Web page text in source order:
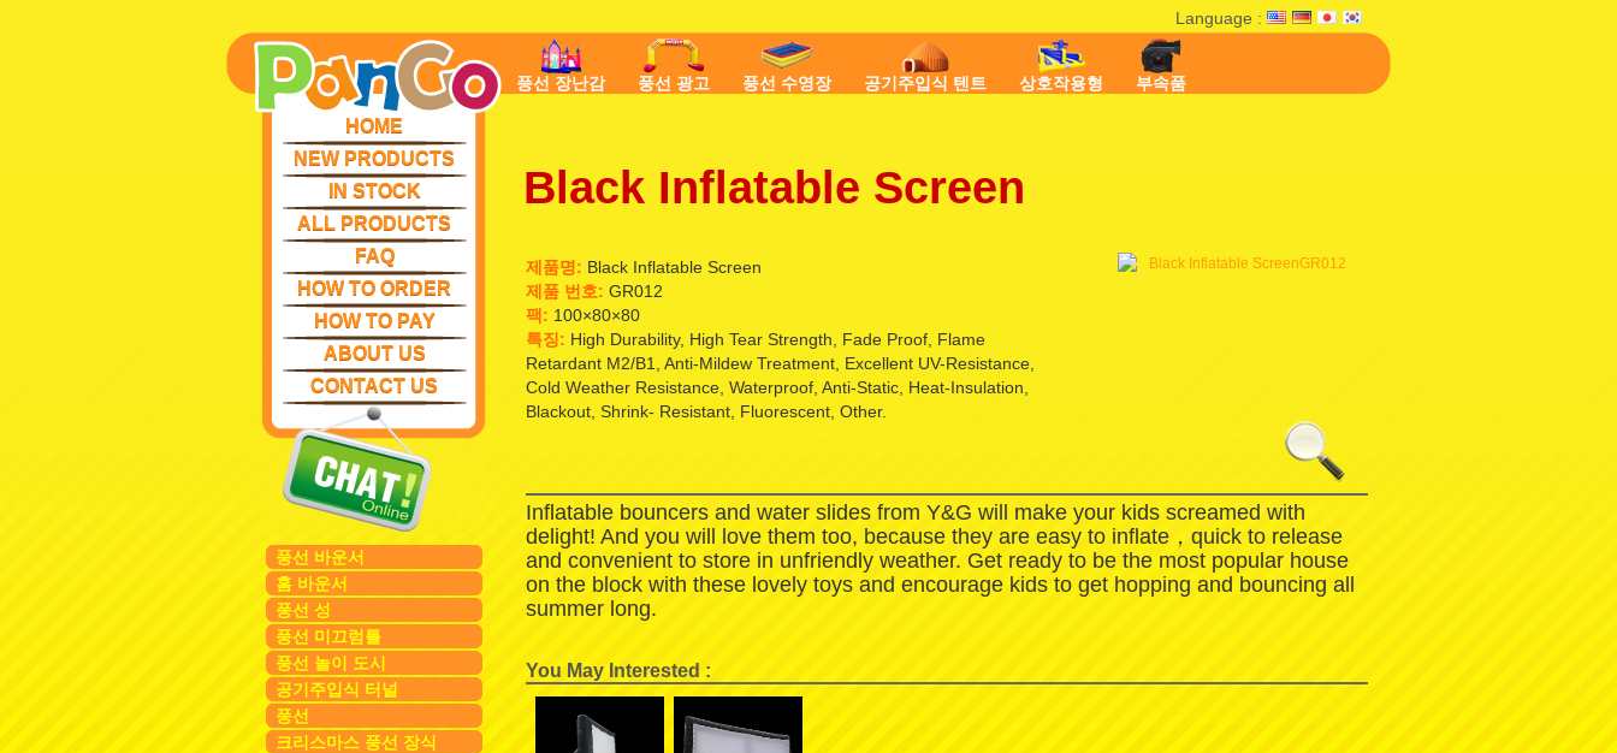
Language :
HOME
NEW PRODUCTS
IN STOCK
ALL PRODUCTS
FAQ
HOW TO ORDER
HOW TO PAY
ABOUT US
CONTACT US
풍선 바운서
홈 바운서
풍선 성
풍선 미끄럼틀
풍선 놀이 도시
공기주입식 터널
풍선
크리스마스 풍선 장식
풍선 장난감 풍선 광고 풍선 수영장 공기주입식 텐트 상호작용형 부속품
Black Inflatable Screen
제품명: Black Inflatable Screen
제품 번호: GR012
팩: 100×80×80
특징: High Durability, High Tear Strength, Fade Proof, Flame
Retardant M2/B1, Anti-Mildew Treatment, Excellent UV-Resistance,
Cold Weather Resistance, Waterproof, Anti-Static, Heat-Insulation,
Blackout, Shrink- Resistant, Fluorescent, Other.
Inflatable bouncers and water slides from Y&G will make your kids screamed with
delight! And you will love them too, because they are easy to inflate，quick to release
and convenient to store in unfriendly weather. Get ready to be the most popular house
on the block with these lovely toys and encourage kids to get hopping and bouncing all
summer long.
You May Interested :